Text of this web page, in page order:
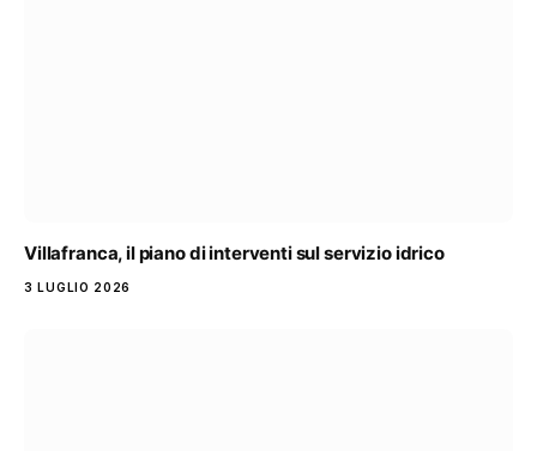
Villafranca, il piano di interventi sul servizio idrico
3 LUGLIO 2026